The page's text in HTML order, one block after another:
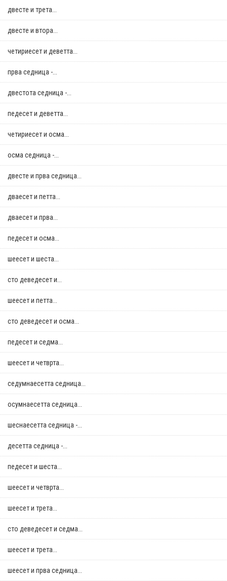
двестe и трета...
двестe и втора...
четириесет и деветта...
прва седница -...
двестота седница -...
педесет и деветта...
четириесет и осма...
осма седница -...
двестe и прва седница...
дваесет и петта...
дваесет и прва...
педесет и осма...
шеесет и шеста...
сто деведесет и...
шеесет и петта...
сто деведесет и осма...
педесет и седма...
шеесет и четврта...
седумнаесетта седница...
осумнaесетта седница...
шеснаесетта седница -...
десетта седница -...
педесет и шеста...
шеесет и четврта...
шеесет и трета...
сто деведесет и седма...
шеесет и трета...
шеесет и прва седница...